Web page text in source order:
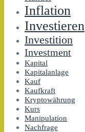
Inflation
Investieren
Investition
Investment
Kapital
Kapitalanlage
Kauf
Kaufkraft
Kryptowährung
Kurs
Manipulation
Nachfrage